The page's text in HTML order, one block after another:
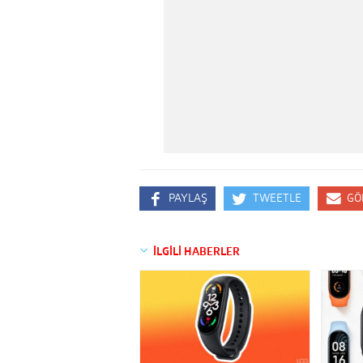
PAYLAŞ TWEETLE
İLGİLİ HABERLER